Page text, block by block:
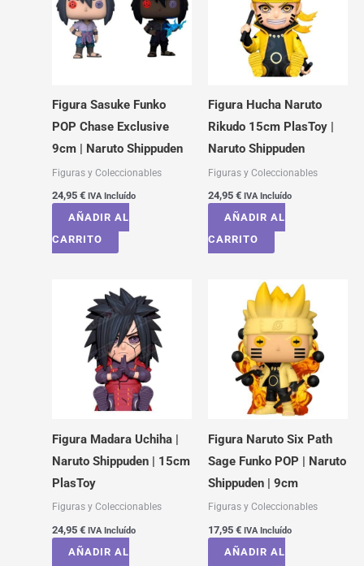
Figura Sasuke Funko
POP Chase Exclusive
9cm | Naruto Shippuden
Figuras y Coleccionables
24,95 € IVA Incluído
AÑADIR AL
CARRITO
Figura Hucha Naruto
Rikudo 15cm PlasToy |
Naruto Shippuden
Figuras y Coleccionables
24,95 € IVA Incluído
AÑADIR AL
CARRITO
Figura Madara Uchiha |
Naruto Shippuden | 15cm
PlasToy
Figuras y Coleccionables
24,95 € IVA Incluído
AÑADIR AL
Figura Naruto Six Path
Sage Funko POP | Naruto
Shippuden | 9cm
Figuras y Coleccionables
17,95 € IVA Incluído
AÑADIR AL